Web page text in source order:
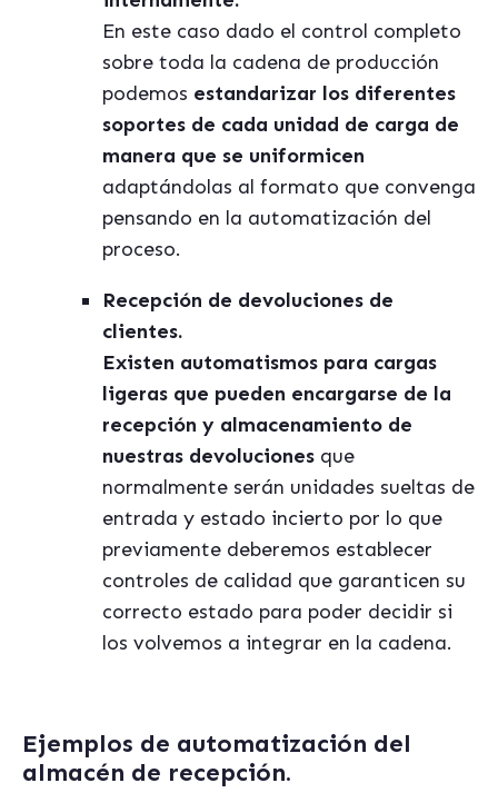
En este caso dado el control completo
sobre toda la cadena de producción
podemos estandarizar los diferentes
soportes de cada unidad de carga de
manera que se uniformicen
adaptándolas al formato que convenga
pensando en la automatización del
proceso.
Recepción de devoluciones de
clientes.
Existen automatismos para cargas
ligeras que pueden encargarse de la
recepción y almacenamiento de
nuestras devoluciones que
normalmente serán unidades sueltas de
entrada y estado incierto por lo que
previamente deberemos establecer
controles de calidad que garanticen su
correcto estado para poder decidir si
los volvemos a integrar en la cadena.
Ejemplos de automatización del
almacén de recepción.